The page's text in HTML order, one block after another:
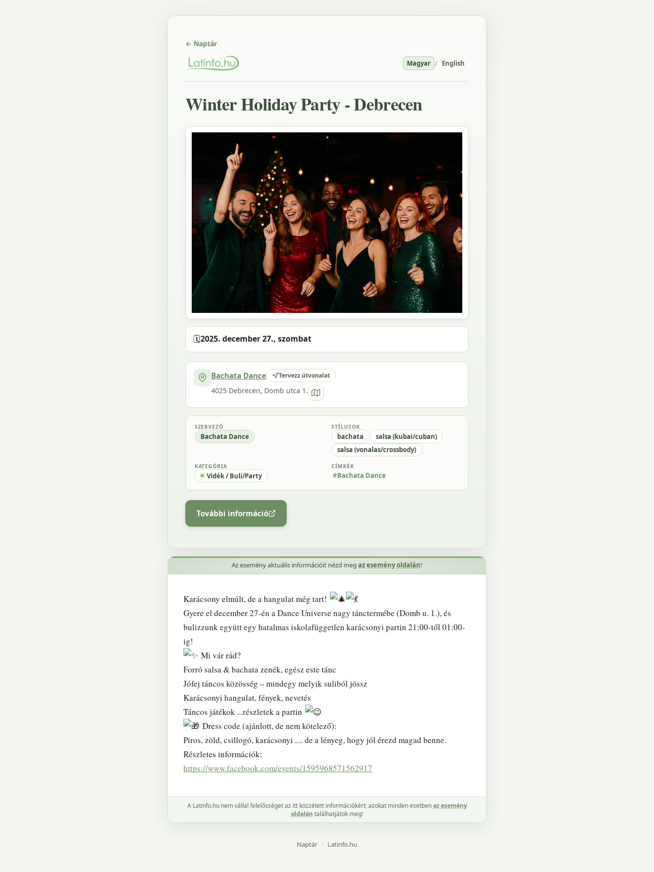
← Naptár
Magyar / English
Winter Holiday Party - Debrecen
🗓️2025. december 27., szombat
Bachata Dance Tervezz útvonalat
4025 Debrecen, Domb utca 1.
SZERVEZŐ
Bachata Dance
STÍLUSOK
bachata
salsa (kubai/cuban)
salsa (vonalas/crossbody)
KATEGÓRIA
Vidék / Buli/Party
CÍMKÉK
Bachata Dance
További információ
Az esemény aktuális információit nézd meg az esemény oldalán!
Karácsony elmúlt, de a hangulat még tart!
Gyere el december 27-én a Dance Universe nagy tánctermébe (Domb u. 1.), és
bulizzunk együtt egy hatalmas iskolafüggetlen karácsonyi partin 21:00-től 01:00-
ig!
Mi vár rád?
Forró salsa & bachata zenék, egész este tánc
Jófej táncos közösség – mindegy melyik suliból jössz
Karácsonyi hangulat, fények, nevetés
Táncos játékok ...részletek a partin
Dress code (ajánlott, de nem kötelező):
Piros, zöld, csillogó, karácsonyi .... de a lényeg, hogy jól érezd magad benne.
Részletes információk:
https://www.facebook.com/events/1595968571562917
A Latinfo.hu nem vállal felelősséget az itt közzétett információkért; azokat minden esetbenaz esemény
oldalán találhatjátok meg!
Naptár · Latinfo.hu